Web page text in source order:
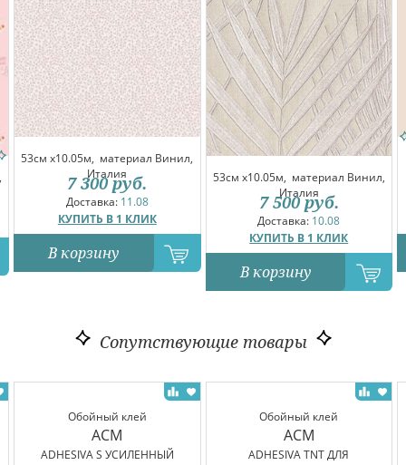
53см x10.05м, материал Винил,
Италия
Доставка: 11.08
КУПИТЬ В 1 КЛИК
7 300 руб.
В корзину
53см x10.05м, материал Винил,
Италия
Доставка: 10.08
КУПИТЬ В 1 КЛИК
7 500 руб.
В корзину
Сопутствующие товары
Обойный клей
ACM
ADHESIVA S УСИЛЕННЫЙ
Обойный клей
ACM
ADHESIVA TNT ДЛЯ